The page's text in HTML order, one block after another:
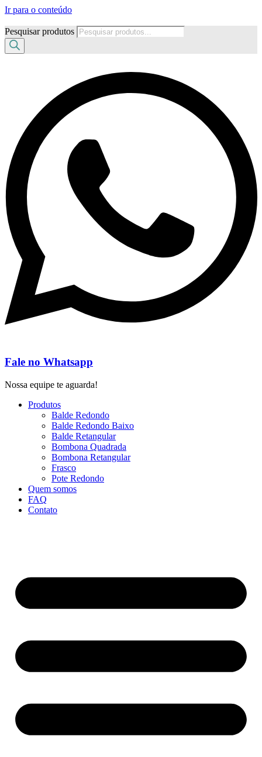
Ir para o conteúdo
Pesquisar produtos
Fale no Whatsapp
Nossa equipe te aguarda!
Produtos
Balde Redondo
Balde Redondo Baixo
Balde Retangular
Bombona Quadrada
Bombona Retangular
Frasco
Pote Redondo
Quem somos
FAQ
Contato